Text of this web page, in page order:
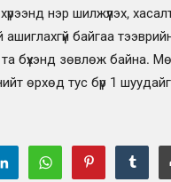
нэр шилжүүлэх,
байгаа
бүхэнд зөвлөж байна.
өрхөд тус бүр 1